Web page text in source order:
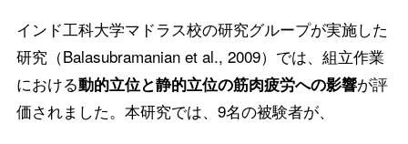
インド工科大学マドラス校の研究グループが実施した
研究（Balasubramanian et al., 2009）では、組立作業
における動的立位と静的立位の筋肉疲労への影響が評
価されました。本研究では、9名の被験者が、